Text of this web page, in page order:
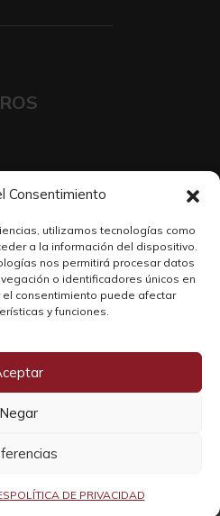
Consentimiento
utilizamos tecnologías como
a la información del dispositivo.
nos permitirá procesar datos
o identificadores únicos en
consentimiento puede afectar
y funciones.
Negar
POLÍTICA DE PRIVACIDAD
SOLO WINE